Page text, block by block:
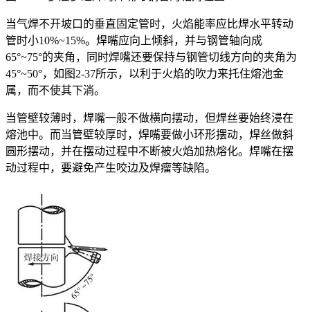
当气焊不开坡口的垂直固定管时，火焰能率应比焊水平转动
管时小10%~15%。焊嘴应向上倾斜，并与钢管轴向成
65°~75°的夹角，同时焊嘴还要保持与钢管切线方向的夹角为
45°~50°，如图2-37所示，以利于火焰的吹力来托住熔池金
属，而不使其下淌。
当管壁较薄时，焊嘴一般不做横向摆动，但焊丝要始终浸在
熔池中。而当管壁较厚时，焊嘴要做小环形摆动，焊丝做斜
圆形摆动，并在摆动过程中不断被火焰加热熔化。焊嘴在摆
动过程中，要避免产生咬边及焊瘤等缺陷。